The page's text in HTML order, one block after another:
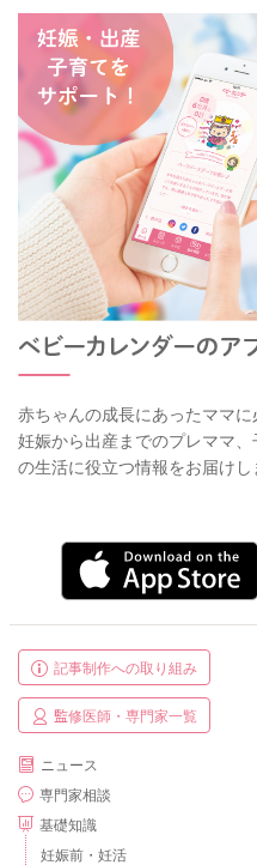
赤ちゃんの成長にあったママに
妊娠から出産までのプレママ
の生活に役立つ情報をお届けし
記事制作への取り組み
監修医師・専門家一覧
ニュース
専門家相談
基礎知識
妊娠前・妊活